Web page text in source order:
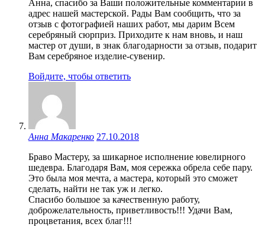
Анна, спасибо за Ваши положительные комментарии в
адрес нашей мастерской. Рады Вам сообщить, что за
отзыв с фотографией наших работ, мы дарим Всем
серебряный сюрприз. Приходите к нам вновь, и наш
мастер от души, в знак благодарности за отзыв, подарит
Вам серебряное изделие-сувенир.
Войдите, чтобы ответить
Анна Макаренко 27.10.2018
Браво Мастеру, за шикарное исполнение ювелирного
шедевра. Благодаря Вам, моя сережка обрела себе пару.
Это была моя мечта, а мастера, который это сможет
сделать, найти не так уж и легко.
Спасибо большое за качественную работу,
доброжелательность, приветливость!!! Удачи Вам,
процветания, всех благ!!!